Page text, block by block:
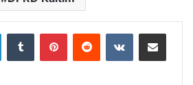
LinkedInTumblr PinterestReddit VKontakteShare via Email